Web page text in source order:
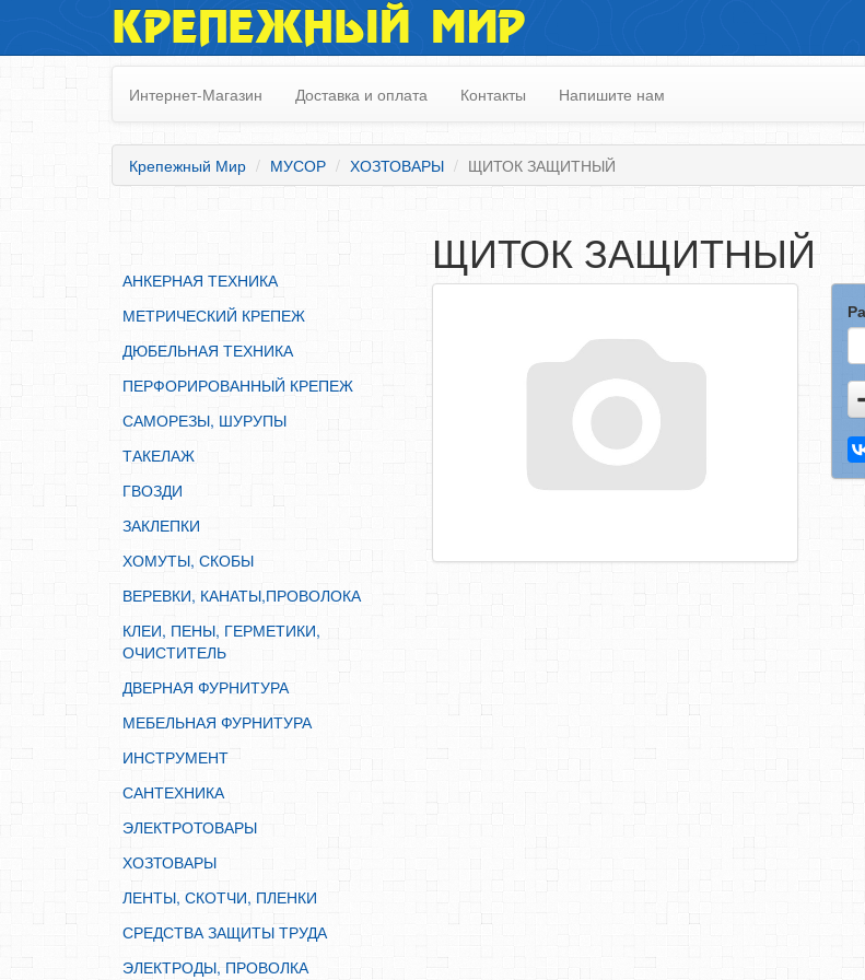
АНКЕРНАЯ ТЕХНИКА
МЕТРИЧЕСКИЙ КРЕПЕЖ
ДЮБЕЛЬНАЯ ТЕХНИКА
ПЕРФОРИРОВАННЫЙ КРЕПЕЖ
САМОРЕЗЫ, ШУРУПЫ
ЗАКЛЕПКИ
ХОМУТЫ, СКОБЫ
ВЕРЕВКИ, КАНАТЫ,ПРОВОЛОКА
КЛЕИ, ПЕНЫ, ГЕРМЕТИКИ, ОЧИСТИТЕЛЬ
ДВЕРНАЯ ФУРНИТУРА
МЕБЕЛЬНАЯ ФУРНИТУРА
ИНСТРУМЕНТ
САНТЕХНИКА
ЭЛЕКТРОТОВАРЫ
ХОЗТОВАРЫ
ЛЕНТЫ, СКОТЧИ, ПЛЕНКИ
СРЕДСТВА ЗАЩИТЫ ТРУДА
ЭЛЕКТРОДЫ, ПРОВОЛКА
КРЕПЕЖНЫЙ МИР
Интернет-Магазин Доставка и оплата Контакты Напишите нам
Крепежный Мир МУСОР ХОЗТОВАРЫ ЩИТОК ЗАЩИТНЫЙ
АНКЕРНАЯ ТЕХНИКА
МЕТРИЧЕСКИЙ КРЕПЕЖ
ДЮБЕЛЬНАЯ ТЕХНИКА
ПЕРФОРИРОВАННЫЙ КРЕПЕЖ
САМОРЕЗЫ, ШУРУПЫ
ТАКЕЛАЖ
ГВОЗДИ
ЗАКЛЕПКИ
ХОМУТЫ, СКОБЫ
ВЕРЕВКИ, КАНАТЫ,ПРОВОЛОКА
КЛЕИ, ПЕНЫ, ГЕРМЕТИКИ,
ОЧИСТИТЕЛЬ
ДВЕРНАЯ ФУРНИТУРА
МЕБЕЛЬНАЯ ФУРНИТУРА
ИНСТРУМЕНТ
САНТЕХНИКА
ЭЛЕКТРОТОВАРЫ
ХОЗТОВАРЫ
ЛЕНТЫ, СКОТЧИ, ПЛЕНКИ
СРЕДСТВА ЗАЩИТЫ ТРУДА
ЭЛЕКТРОДЫ, ПРОВОЛКА
ЩИТОК ЗАЩИТНЫЙ